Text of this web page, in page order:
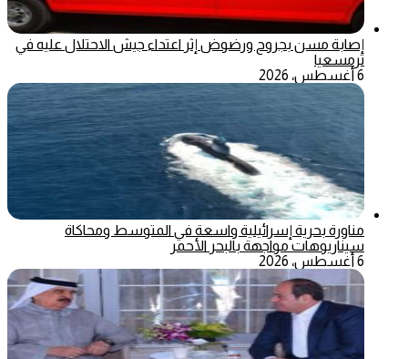
إصابة مسن بجروح ورضوض إثر اعتداء جيش الاحتلال عليه في
ترمسعيا
6 أغسطس، 2026
مناورة بحرية إسرائيلية واسعة في المتوسط ومحاكاة
سيناريوهات مواجهة بالبحر الأحمر
6 أغسطس، 2026